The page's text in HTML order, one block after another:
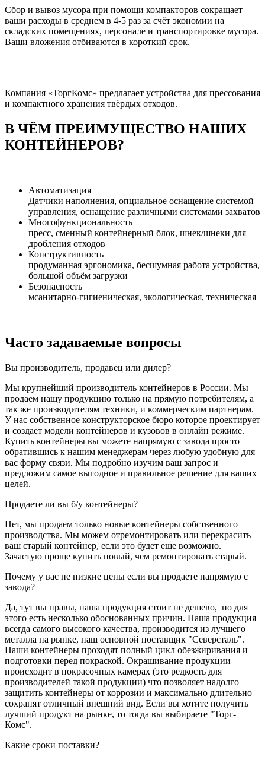
Сбор и вывоз мусора при помощи компакторов сокращает
ваши расходы в среднем в 4-5 раз за счёт экономии на
складских помещениях, персонале и транспортировке мусора.
Ваши вложения отбиваются в короткий срок.
Компания «ТоргКомс» предлагает устройства для прессования
и компактного хранения твёрдых отходов.
В ЧЁМ ПРЕИМУЩЕСТВО НАШИХ
КОНТЕЙНЕРОВ?
Автоматизация
Датчики наполнения, опциальное оснащение системой
управления, оснащение различными системами захватов
Многофункциональность
пресс, сменный контейнерный блок, шнек/шнеки для
дробления отходов
Конструктивность
продуманная эргономика, бесшумная работа устройства,
большой объём загрузки
Безопасность
мсанитарно-гигиеническая, экологическая, техническая
Часто задаваемые вопросы
Вы производитель, продавец или дилер?
Мы крупнейший производитель контейнеров в России. Мы
продаем нашу продукцию только на прямую потребителям, а
так же производителям техники, и коммерческим партнерам.
У нас собственное конструкторское бюро которое проектирует
и создает модели контейнеров и кузовов в онлайн режиме.
Купить контейнеры вы можете напрямую с завода просто
обратившись к нашим менеджерам через любую удобную для
вас форму связи. Мы подробно изучим ваш запрос и
предложим самое выгодное и правильное решение для ваших
целей.
Продаете ли вы б/у контейнеры?
Нет, мы продаем только новые контейнеры собственного
производства. Мы можем отремонтировать или перекрасить
ваш старый контейнер, если это будет еще возможно.
Зачастую проще купить новый, чем ремонтировать старый.
Почему у вас не низкие цены если вы продаете напрямую с
завода?
Да, тут вы правы, наша продукция стоит не дешево, но для
этого есть несколько обоснованных причин. Наша продукция
всегда самого высокого качества, производится из лучшего
металла на рынке, наш основной поставщик "Северсталь".
Наши контейнеры проходят полный цикл обезжиривания и
подготовки перед покраской. Окрашивание продукции
происходит в покрасочных камерах (это редкость для
производителей такой продукции) что позволяет надолго
защитить контейнеры от коррозии и максимально длительно
сохранят отличный внешний вид. Если вы хотите получить
лучший продукт на рынке, то тогда вы выбираете "Торг-
Комс".
Какие сроки поставки?